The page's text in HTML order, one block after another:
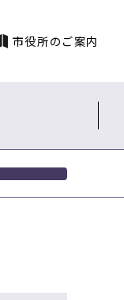
市役所のご案内